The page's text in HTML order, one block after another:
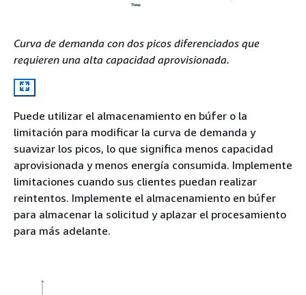
Curva de demanda con dos picos diferenciados que
requieren una alta capacidad aprovisionada.
Puede utilizar el almacenamiento en búfer o la
limitación para modificar la curva de demanda y
suavizar los picos, lo que significa menos capacidad
aprovisionada y menos energía consumida. Implemente
limitaciones cuando sus clientes puedan realizar
reintentos. Implemente el almacenamiento en búfer
para almacenar la solicitud y aplazar el procesamiento
para más adelante.